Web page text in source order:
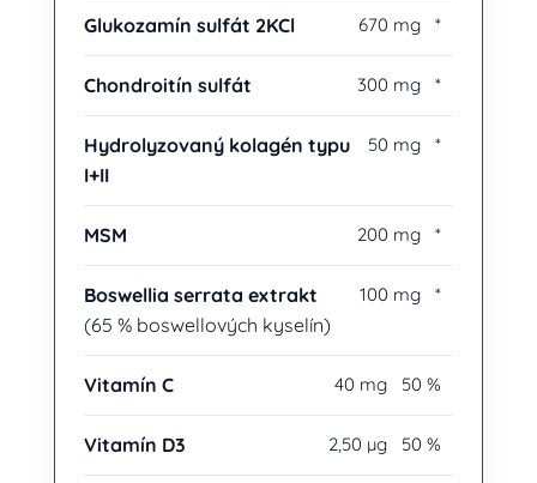
Glukozamín sulfát 2KCl 670 mg *
Chondroitín sulfát 300 mg *
Hydrolyzovaný kolagén typu
I+II
50 mg *
MSM 200 mg *
Boswellia serrata extrakt
(65 % boswellových kyselín)
100 mg *
Vitamín C 40 mg 50 %
Vitamín D3 2,50 µg 50 %